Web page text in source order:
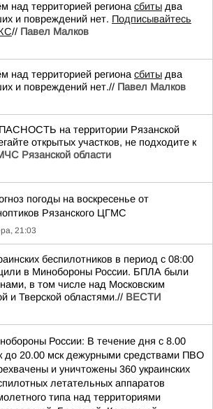
над территорией региона сбиты два
и повреждений нет. Подписывайтесь
// Павел Малков
над территорией региона сбиты два
и повреждений нет.// Павел Малков
на территории Рязанской
открытых участков, не подходите к
Рязанской области
погоды на воскресенье от
Рязанского ЦГМС
21:03
беспилотников в период с 08:00
в Минобороны России. БПЛА были
в том числе над Московским
и Тверской областями.// ВЕСТИ
России: В течение дня с 8.00
до 20.00 мск дежурными средствами ПВО
и уничтожены 360 украинских
летательных аппаратов
типа над территориями